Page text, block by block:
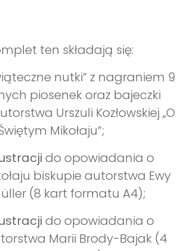
ten składają się:
nutki” z nagraniem 9
piosenek oraz bajeczki
Urszuli Kozłowskiej „O
Mikołaju”;
do opowiadania o
biskupie autorstwa Ewy
(8 kart formatu A4);
do opowiadania o
Marii Brody-Bajak (4